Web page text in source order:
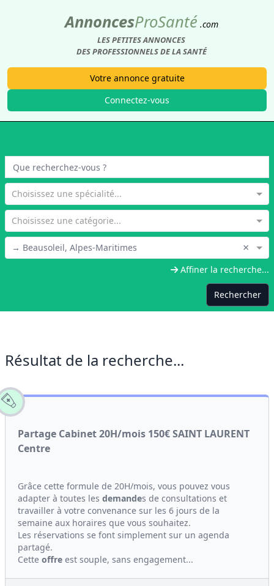
AnnoncesProSanté .com
LES PETITES ANNONCES
DES PROFESSIONNELS DE LA SANTÉ
Votre annonce gratuite
Connectez-vous
Choisissez une spécialité...
Choisissez une catégorie...
→ Beausoleil, Alpes-Maritimes ×
Affiner la recherche...
Rechercher
Résultat de la recherche...
Partage Cabinet 20H/mois 150€ SAINT LAURENT
Centre
Grâce cette formule de 20H/mois, vous pouvez vous
adapter à toutes les demandes de consultations et
travailler à votre convenance sur les 6 jours de la
semaine aux horaires que vous souhaitez.
Les réservations se font simplement sur un agenda
partagé.
Cette offre est souple, sans engagement...